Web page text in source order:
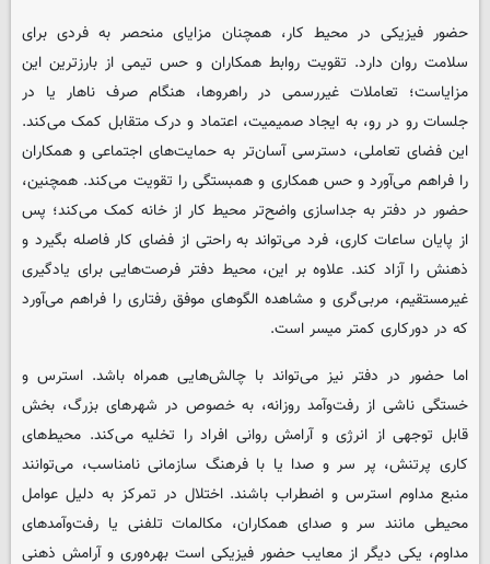
حضور فیزیکی در محیط کار، همچنان مزایای منحصر به فردی برای
سلامت روان دارد. تقویت روابط همکاران و حس تیمی از بارزترین این
مزایاست؛ تعاملات غیررسمی در راهروها، هنگام صرف ناهار یا در
جلسات رو در رو، به ایجاد صمیمیت، اعتماد و درک متقابل کمک می‌کند.
این فضای تعاملی، دسترسی آسان‌تر به حمایت‌های اجتماعی و همکاران
را فراهم می‌آورد و حس همکاری و همبستگی را تقویت می‌کند. همچنین،
حضور در دفتر به جداسازی واضح‌تر محیط کار از خانه کمک می‌کند؛ پس
از پایان ساعات کاری، فرد می‌تواند به راحتی از فضای کار فاصله بگیرد و
ذهنش را آزاد کند. علاوه بر این، محیط دفتر فرصت‌هایی برای یادگیری
غیرمستقیم، مربی‌گری و مشاهده الگوهای موفق رفتاری را فراهم می‌آورد
که در دورکاری کمتر میسر است.
اما حضور در دفتر نیز می‌تواند با چالش‌هایی همراه باشد. استرس و
خستگی ناشی از رفت‌وآمد روزانه، به خصوص در شهرهای بزرگ، بخش
قابل توجهی از انرژی و آرامش روانی افراد را تخلیه می‌کند. محیط‌های
کاری پرتنش، پر سر و صدا یا با فرهنگ سازمانی نامناسب، می‌توانند
منبع مداوم استرس و اضطراب باشند. اختلال در تمرکز به دلیل عوامل
محیطی مانند سر و صدای همکاران، مکالمات تلفنی یا رفت‌وآمدهای
مداوم، یکی دیگر از معایب حضور فیزیکی است بهره‌وری و آرامش ذهنی